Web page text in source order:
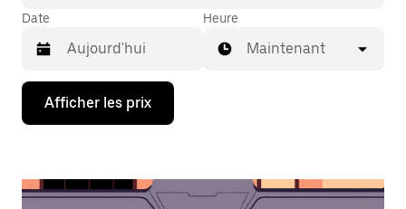
Date
Appuyez
la
bas
Heure
Maintenant
Afficher les prix